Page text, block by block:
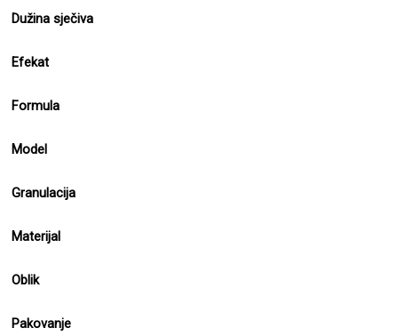
Dužina sječiva
Efekat
Formula
Model
Granulacija
Materijal
Oblik
Pakovanje